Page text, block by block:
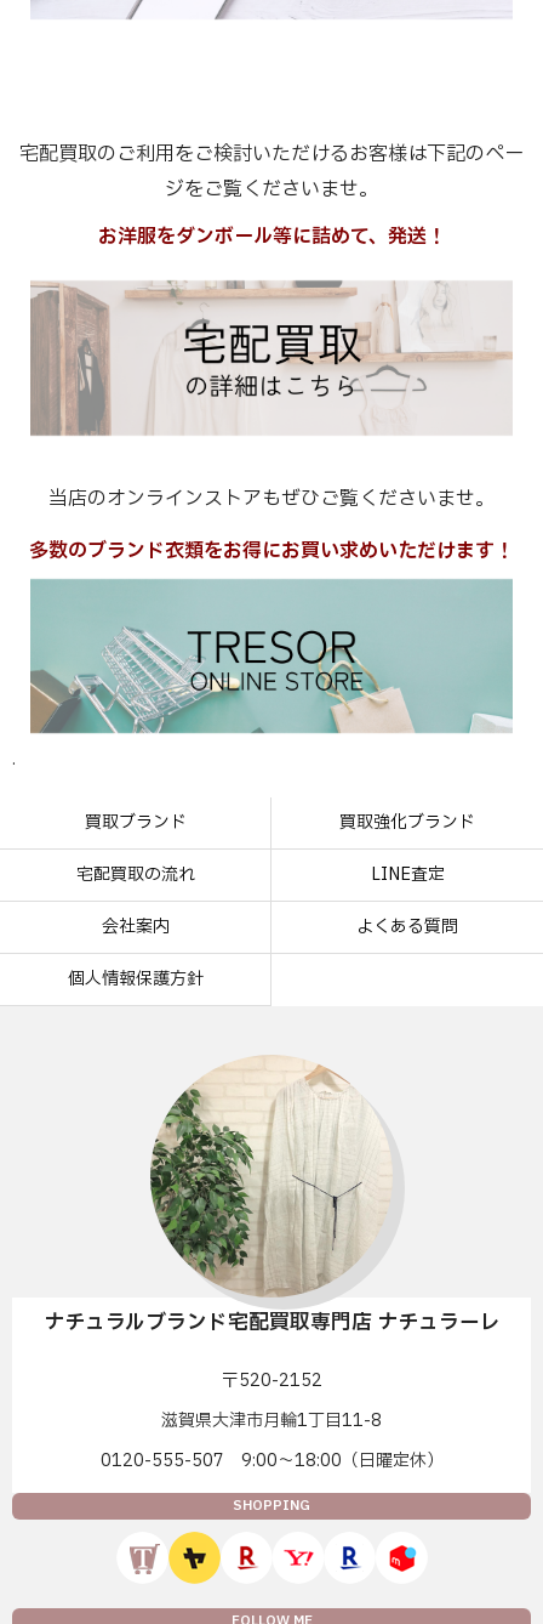
宅配買取のご利用をご検討いただけるお客様は下記のペー
ジをご覧くださいませ。
お洋服をダンボール等に詰めて、発送！
当店のオンラインストアもぜひご覧くださいませ。
多数のブランド衣類をお得にお買い求めいただけます！
.
買取ブランド 買取強化ブランド
宅配買取の流れ LINE査定
会社案内 よくある質問
個人情報保護方針
ナチュラルブランド宅配買取専門店 ナチュラーレ
〒520-2152
滋賀県大津市月輪1丁目11-8
0120-555-507 9:00〜18:00（日曜定休）
SHOPPING